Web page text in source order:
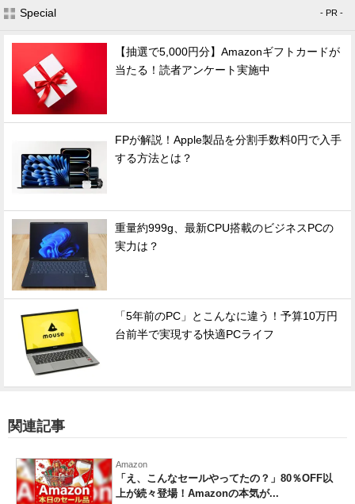
Special - PR -
【抽選で5,000円分】Amazonギフトカードが
当たる！読者アンケート実施中
FPが解説！Apple製品を分割手数料0円で入手
する方法とは？
重量約999g、最新CPU搭載のビジネスPCの
実力は？
「5年前のPC」とこんなに違う！予算10万円
台前半で実現する快適PCライフ
関連記事
Amazon
「え、こんなセールやってたの？」80％OFF以
上が続々登場！Amazonの本気が...